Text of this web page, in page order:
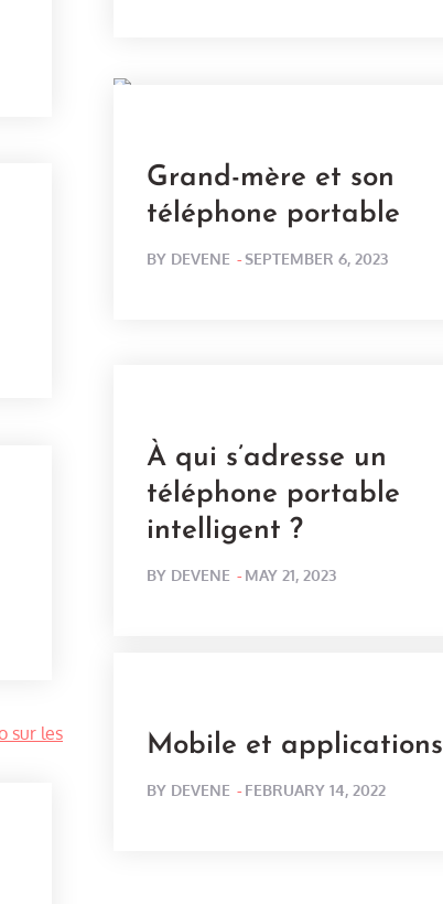
Grand-mère et son
téléphone portable
BY DEVENE POSTED
SEPTEMBER 6, 2023
À qui s’adresse un
téléphone portable
intelligent ?
BY DEVENE POSTED
MAY 21, 2023
Mobile et applications
BY DEVENE POSTED
FEBRUARY 14, 2022